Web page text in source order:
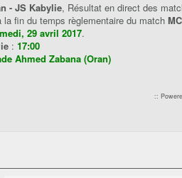
- JS Kabylie, Résultat en direct des
la fin du temps règlementaire du match
29 avril 2017.
: 17:00
Ahmed Zabana (Oran)
::